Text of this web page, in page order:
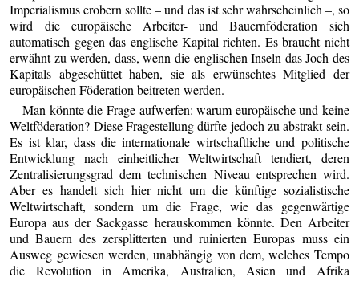
Imperialismus erobern sollte – und das ist sehr wahrscheinlich –, so
wird die europäische Arbeiter- und Bauernföderation sich
automatisch gegen das englische Kapital richten. Es braucht nicht
erwähnt zu werden, dass, wenn die englischen Inseln das Joch des
Kapitals abgeschüttet haben, sie als erwünschtes Mitglied der
europäischen Föderation beitreten werden.
Man könnte die Frage aufwerfen: warum europäische und keine
Weltföderation? Diese Fragestellung dürfte jedoch zu abstrakt sein.
Es ist klar, dass die internationale wirtschaftliche und politische
Entwicklung nach einheitlicher Weltwirtschaft tendiert, deren
Zentralisierungsgrad dem technischen Niveau entsprechen wird.
Aber es handelt sich hier nicht um die künftige sozialistische
Weltwirtschaft, sondern um die Frage, wie das gegenwärtige
Europa aus der Sackgasse herauskommen könnte. Den Arbeiter
und Bauern des zersplitterten und ruinierten Europas muss ein
Ausweg gewiesen werden, unabhängig von dem, welches Tempo
die Revolution in Amerika, Australien, Asien und Afrika